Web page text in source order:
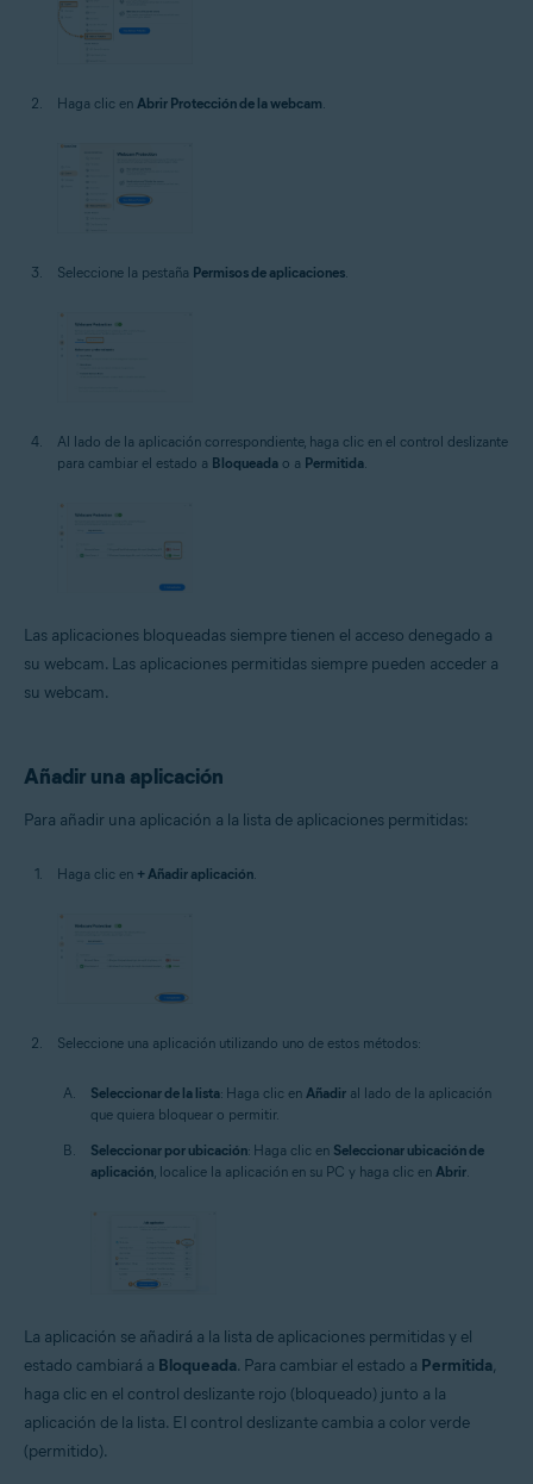
Haga clic en Abrir Protección de la webcam.
Seleccione la pestaña Permisos de aplicaciones.
Al lado de la aplicación correspondiente, haga clic en el control deslizante
para cambiar el estado a Bloqueada o a Permitida.
Las aplicaciones bloqueadas siempre tienen el acceso denegado a
su webcam. Las aplicaciones permitidas siempre pueden acceder a
su webcam.
Añadir una aplicación
Para añadir una aplicación a la lista de aplicaciones permitidas:
Haga clic en + Añadir aplicación
Seleccione una aplicación utilizando uno de estos métodos:
Seleccionar de la lista: Haga clic en Añadir al lado de la aplicación
que quiera bloquear o permitir.
Seleccionar por ubicación: Haga clic en Seleccionar ubicación de
aplicación , localice la aplicación en su PC y haga clic en Abrir
La aplicación se añadirá a la lista de aplicaciones permitidas y el
estado cambiará a Bloqueada. Para cambiar el estado a Permitida,
haga clic en el control deslizante rojo (bloqueado) junto a la
aplicación de la lista. El control deslizante cambia a color verde
(permitido).